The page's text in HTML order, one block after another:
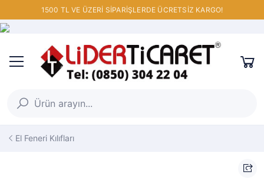
1500 TL VE ÜZERİ SİPARİŞLERDE ÜCRETSİZ KARGO!
El Feneri Kılıfları